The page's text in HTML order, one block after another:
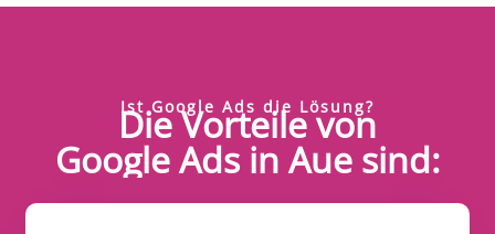
Ist Google Ads die Lösung?
Die Vorteile von
Google Ads in Aue sind: